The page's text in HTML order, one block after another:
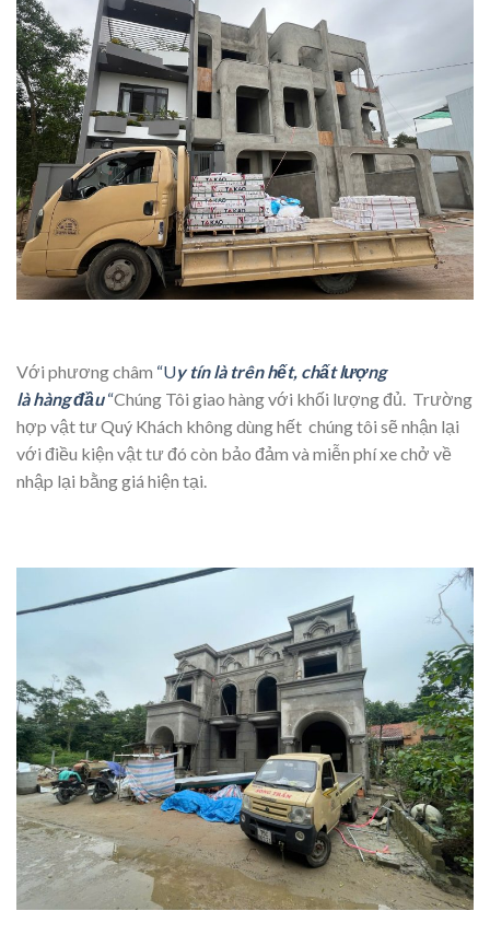
Với phương châm “Uy tín là trên hết, chất lượng
làhàngđầu“Chúng Tôi giao hàng với khối lượng đủ. Trường
hợp vật tư Quý Khách không dùng hết chúng tôi sẽ nhận lại
với điều kiện vật tư đó còn bảo đảm và miễn phí xe chở về
nhập lại bằng giá hiện tại.